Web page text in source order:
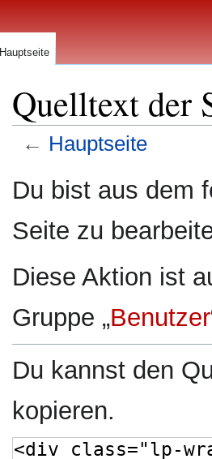
Quelltext der
← Hauptseite
Navigation
Suche
Du bist aus dem
Seite zu
Diese Aktion ist
Gruppe „Benutzer
Du kannst den
kopieren.
Hauptseite